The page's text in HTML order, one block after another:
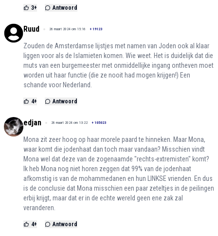
3+ Antwoord
Ruud 26 maart 2024 om 15:16 + 19123
Zouden de Amsterdamse lijstjes met namen van Joden ook al klaar
liggen voor als de Islamieten komen. Wie weet. Het is duidelijk dat die
muts van een burgemeester met onmiddellijke ingang ontheven moet
worden uit haar functie (die ze nooit had mogen krijgen!) Een
schande voor Nederland.
4+ Antwoord
edjan 26 maart 2024 om 13:22 + 105023
Mona zit zeer hoog op haar morele paard te hinneken. Maar Mona,
waar komt die jodenhaat dan toch maar vandaan? Misschien vindt
Mona wel dat deze van de zogenaamde "rechts-extremisten" komt?
Ik heb Mona nog niet horen zeggen dat 99% van de jodenhaat
afkomstig is van de mohammedanen en hun LINKSE vrienden. En dus
is de conclusie dat Mona misschien een paar zeteltjes in de peilingen
erbij krijgt, maar dat er in de echte wereld geen ene zak zal
veranderen.
4+ Antwoord